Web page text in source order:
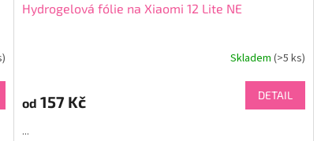
Hydrogelová fólie na Xiaomi 12 Lite NE
Skladem (>5 ks)
od 157 Kč DETAIL
...